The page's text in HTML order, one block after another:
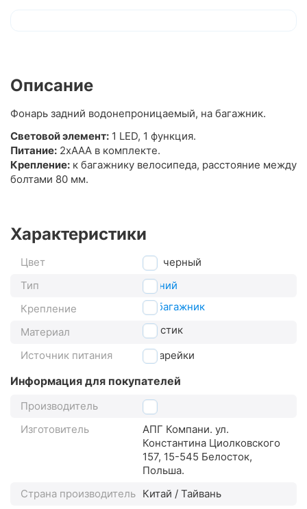
Описание
Фонарь задний водонепроницаемый, на багажник.
Световой элемент: 1 LED, 1 функция.
Питание: 2xAAА в комплекте.
Крепление: к багажнику велосипеда, расстояние между
болтами 80 мм.
Характеристики
Цвет
черный
Тип
задний
Крепление
на багажник
Материал
пластик
Источник питания
батарейки
Информация для покупателей
Производитель
2k
Изготовитель
АПГ Компани. ул.
Константина Циолковского
157, 15-545 Белосток,
Польша.
Страна производитель Китай / Тайвань